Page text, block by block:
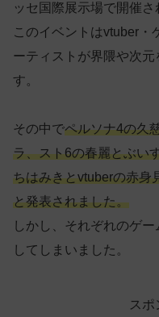
ッセ国際展示場で開催さ
このイベントはvtuber・
ーティストが界隈や次
す。
その中でペルソナ4の久
ラ、スト6の春麗とぶい
ちはみきとvtuberの赤身
と発表されました。
しかし、それぞれのゲ
してしまいました。
スポ